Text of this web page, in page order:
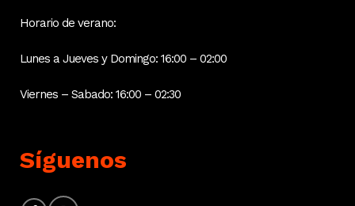
Horario de verano:
Lunes a Jueves y Domingo: 16:00 – 02:00
Viernes – Sabado: 16:00 – 02:30
Síguenos